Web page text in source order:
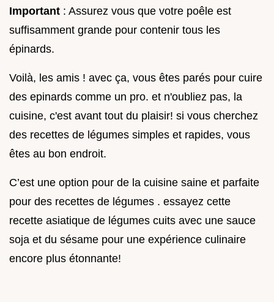
Important : Assurez vous que votre poêle est
suffisamment grande pour contenir tous les
épinards.
Voilà, les amis ! avec ça, vous êtes parés pour cuire
des epinards comme un pro. et n'oubliez pas, la
cuisine, c'est avant tout du plaisir! si vous cherchez
des recettes de légumes simples et rapides, vous
êtes au bon endroit.
C’est une option pour de la cuisine saine et parfaite
pour des recettes de légumes . essayez cette
recette asiatique de légumes cuits avec une sauce
soja et du sésame pour une expérience culinaire
encore plus étonnante!